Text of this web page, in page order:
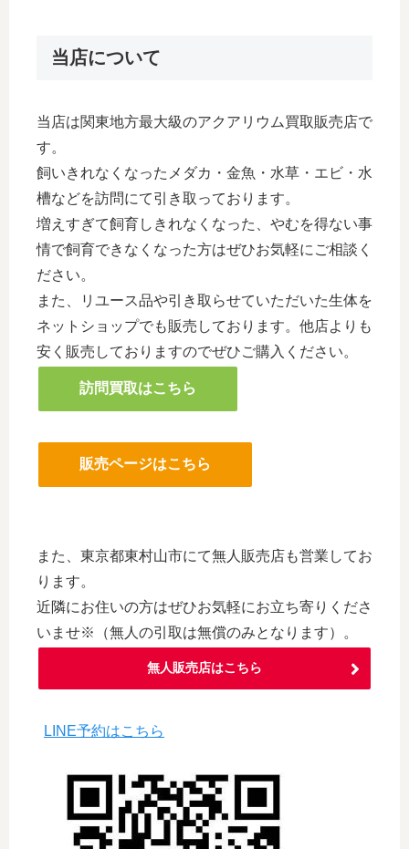
当店について
当店は関東地方最大級のアクアリウム買取販売店で
す。
飼いきれなくなったメダカ・金魚・水草・エビ・水
槽などを訪問にて引き取っております。
増えすぎて飼育しきれなくなった、やむを得ない事
情で飼育できなくなった方はぜひお気軽にご相談く
ださい。
また、リユース品や引き取らせていただいた生体を
ネットショップでも販売しております。他店よりも
安く販売しておりますのでぜひご購入ください。
訪問買取はこちら
販売ページはこちら
また、東京都東村山市にて無人販売店も営業してお
ります。
近隣にお住いの方はぜひお気軽にお立ち寄りくださ
いませ※（無人の引取は無償のみとなります）。
無人販売店はこちら
LINE予約はこちら